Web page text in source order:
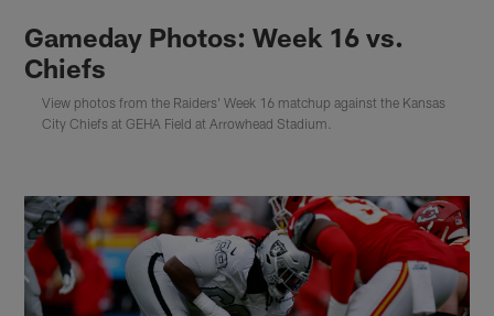
Gameday Photos: Week 16 vs.
Chiefs
View photos from the Raiders' Week 16 matchup against the Kansas
City Chiefs at GEHA Field at Arrowhead Stadium.